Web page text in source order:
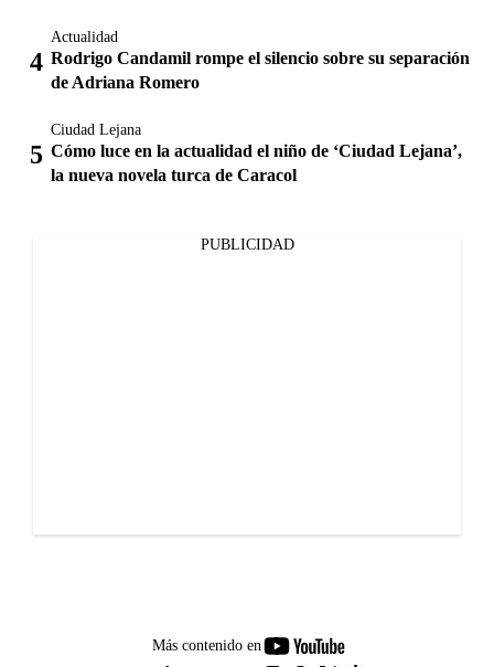
Actualidad
Rodrigo Candamil rompe el silencio sobre su separación
de Adriana Romero
Ciudad Lejana
Cómo luce en la actualidad el niño de ‘Ciudad Lejana’,
la nueva novela turca de Caracol
PUBLICIDAD
Más contenido en
youtube-